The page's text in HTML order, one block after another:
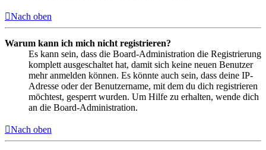
Nach oben
Warum kann ich mich nicht registrieren?
Es kann sein, dass die Board-Administration die Registrierung
komplett ausgeschaltet hat, damit sich keine neuen Benutzer
mehr anmelden können. Es könnte auch sein, dass deine IP-
Adresse oder der Benutzername, mit dem du dich registrieren
möchtest, gesperrt wurden. Um Hilfe zu erhalten, wende dich
an die Board-Administration.
Nach oben